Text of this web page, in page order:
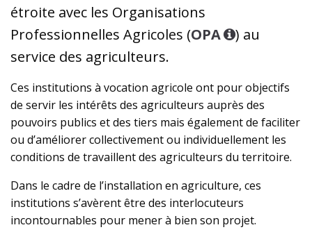
étroite avec les Organisations
Professionnelles Agricoles (OPA
) au
service des agriculteurs.
Ces institutions à vocation agricole ont pour objectifs
de servir les intérêts des agriculteurs auprès des
pouvoirs publics et des tiers mais également de faciliter
ou d’améliorer collectivement ou individuellement les
conditions de travaillent des agriculteurs du territoire.
Dans le cadre de l’installation en agriculture, ces
institutions s’avèrent être des interlocuteurs
incontournables pour mener à bien son projet.